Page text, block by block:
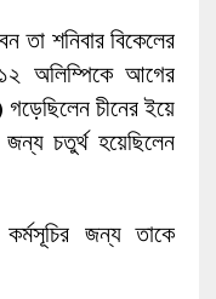
তা শনিবার বিকেলের
অলিম্পিকে আগের
চীনের ইয়ে
চতুর্থ হয়েছিলেন
জন্য তাকে